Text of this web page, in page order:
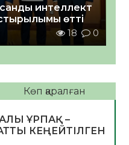
интеллект
өтті
18 0
Көп қаралған
ҰРПАҚ –
КЕҢЕЙТІЛГЕН